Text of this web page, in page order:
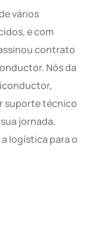
vários
e com
contrato
Nós da
suporte técnico
jornada,
logística para o